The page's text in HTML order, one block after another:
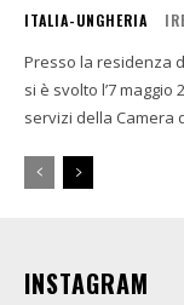
ITALIA-UNGHERIA
Presso la residenza
si è svolto l’7 maggio
servizi della Camera
INSTAGRAM